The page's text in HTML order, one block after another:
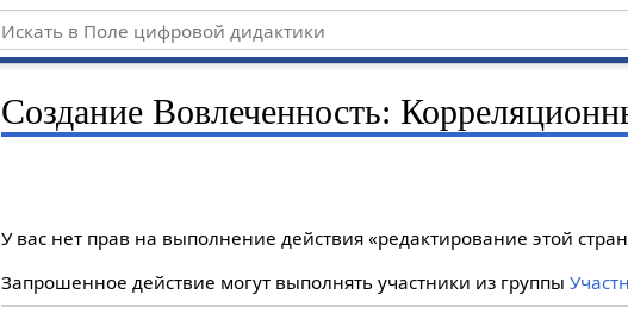
Создание Вовлеченность:
У вас нет прав на выполнение действия «редактирование этой
Запрошенное действие могут выполнять участники из группы